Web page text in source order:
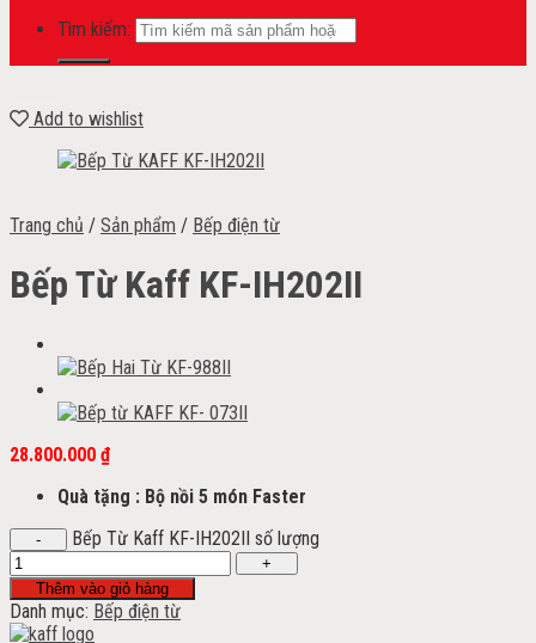
Tìm kiếm:
Add to wishlist
Trang chủ / Sản phẩm / Bếp điện từ
Bếp Từ Kaff KF-IH202II
28.800.000 ₫
Quà tặng : Bộ nồi 5 món Faster
Bếp Từ Kaff KF-IH202II số lượng
Thêm vào giỏ hàng
Danh mục: Bếp điện từ